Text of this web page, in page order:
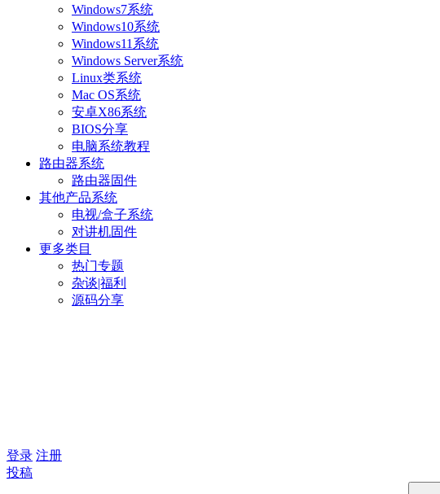
Windows7系统
Windows10系统
Windows11系统
Windows Server系统
Linux类系统
Mac OS系统
安卓X86系统
BIOS分享
电脑系统教程
路由器系统
路由器固件
其他产品系统
电视/盒子系统
对讲机固件
更多类目
热门专题
杂谈|福利
源码分享
登录 注册
投稿